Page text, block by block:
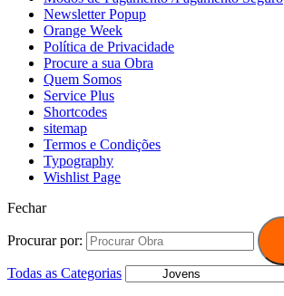
Newsletter Popup
Orange Week
Política de Privacidade
Procure a sua Obra
Quem Somos
Service Plus
Shortcodes
sitemap
Termos e Condições
Typography
Wishlist Page
Fechar
Procurar por:
Todas as Categorias